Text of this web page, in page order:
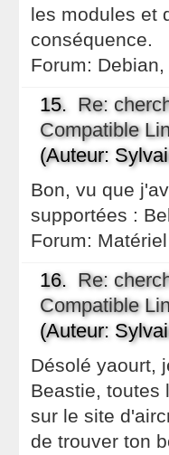
les modules et
conséquence.
Forum:
15. Re:
Compatible
(Auteur:
Bon, vu que
supportées :
Forum: Matériel
16. Re:
Compatible
(Auteur:
Désolé yaourt,
Beastie, toutes
sur le site
de trouver ton